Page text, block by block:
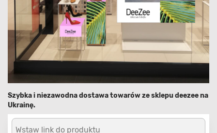
Szybka i niezawodna dostawa towarów ze sklepu deezee na
Ukrainę.
Wstaw link do produktu